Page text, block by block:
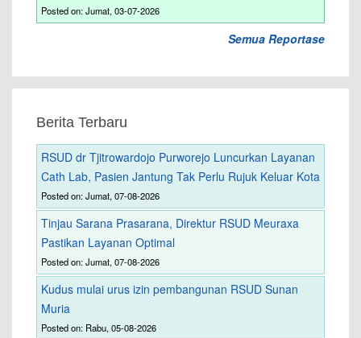
Posted on: Jumat, 03-07-2026
Semua Reportase
Berita Terbaru
RSUD dr Tjitrowardojo Purworejo Luncurkan Layanan
Cath Lab, Pasien Jantung Tak Perlu Rujuk Keluar Kota
Posted on: Jumat, 07-08-2026
Tinjau Sarana Prasarana, Direktur RSUD Meuraxa
Pastikan Layanan Optimal
Posted on: Jumat, 07-08-2026
Kudus mulai urus izin pembangunan RSUD Sunan
Muria
Posted on: Rabu, 05-08-2026